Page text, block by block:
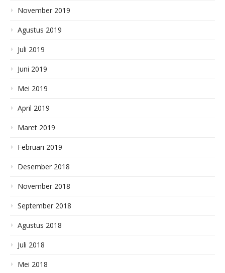
November 2019
Agustus 2019
Juli 2019
Juni 2019
Mei 2019
April 2019
Maret 2019
Februari 2019
Desember 2018
November 2018
September 2018
Agustus 2018
Juli 2018
Mei 2018